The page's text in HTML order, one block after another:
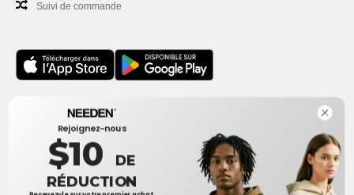
Suivi de commande
Bureau
One Dundas Street West Suite 2500
Toronto, Ontario, M5G 1Z3
Ceci n'est PAS l'adresse de retour. Pour les retours, voir ici
Rejoignez-nous
$10 DE
RÉDUCTION